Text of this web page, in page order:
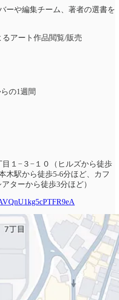
ーや編集チーム、著者の選書を
アート作品閲覧/販売
の1週間
１−３−１０（ヒルズから徒歩
木駅から徒歩5-6分ほど、カフ
ターから徒歩3分ほど）